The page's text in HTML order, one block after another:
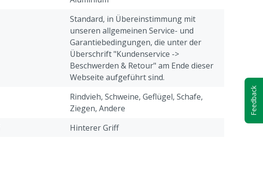
Standard, in Übereinstimmung mit
unseren allgemeinen Service- und
Garantiebedingungen, die unter der
Überschrift "Kundenservice ->
Beschwerden & Retour" am Ende dieser
Webseite aufgeführt sind.
Rindvieh, Schweine, Geflügel, Schafe,
Ziegen, Andere
Hinterer Griff
Feedback